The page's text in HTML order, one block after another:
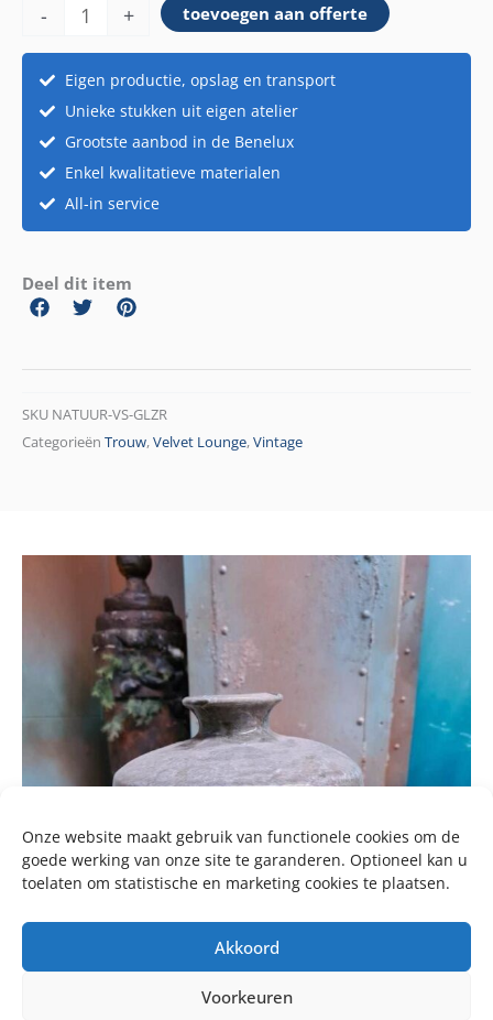
Onze website maakt gebruik van functionele cookies om de
goede werking van onze site te garanderen. Optioneel kan u
toelaten om statistische en marketing cookies te plaatsen.
Akkoord
Voorkeuren
-
blauw/grijs
+ toevoegen aan offerte
Eigen productie, opslag en transport
Unieke stukken uit eigen atelier
Grootste aanbod in de Benelux
Enkel kwalitatieve materialen
All-in service
Deel dit item
SKU NATUUR-VS-GLZR
Categorieën Trouw,Velvet Lounge,Vintage